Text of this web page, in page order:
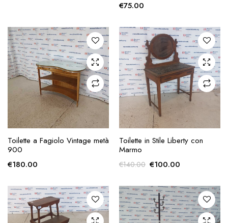
€75.00
RICHIESTA
Toilette a Fagiolo Vintage metà
900
€180.00
RICHIESTA
Toilette in Stile Liberty con
Marmo
€140.00 Il
originale
era:
€140.00.
€100.00Il
attuale
è:
€100.00.